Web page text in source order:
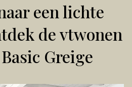
een lichte
de vtwonen
Greige